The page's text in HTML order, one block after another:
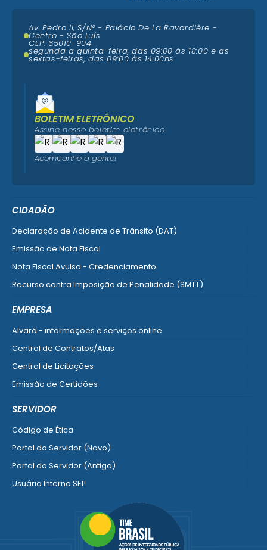
CIDADÃO
Declaração de Acidente de Trânsito (DAT)
Emissão de Nota Fiscal
Nota Fiscal Avulsa - Credenciamento
Recurso contra Imposição de Penalidade (SMTT)
EMPRESA
Alvará - informações e serviços online
Central de Contratos/Atas
Central de Licitações
Emissão de Certidões
SERVIDOR
Código de Ética
Portal do Servidor (Novo)
Portal do Servidor (Antigo)
Usuário Interno SEI!
Portal do Segurado
Av. Pedro II, S/N° - Palácio De La Ravardière -
Centro - São Luís
CEP: 65010-904
segunda a quinta-feira, das 09:00 ás 18:00 e as
sextas-feiras, das 09:00 às 14:00hs
BOLETIM ELETRÔNICO
Assine nosso boletim eletrônico
Acompanhe a gente!